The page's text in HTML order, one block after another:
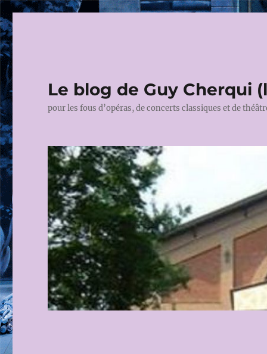
Le blog de Guy Cherqui
pour les fous d’opéras, de concerts classiques et de